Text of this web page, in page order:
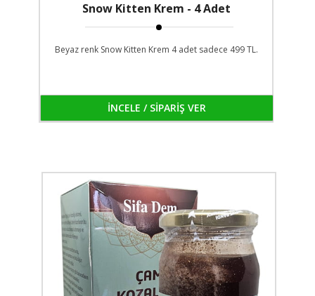
Snow Kitten Krem - 4 Adet
Beyaz renk Snow Kitten Krem 4 adet sadece 499 TL.
İNCELE / SİPARİŞ VER